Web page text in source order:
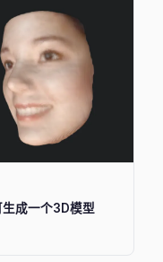
成一个3D模型